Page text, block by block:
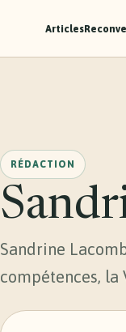
Articles
RÉDACTION
Sandrine
compétences, la